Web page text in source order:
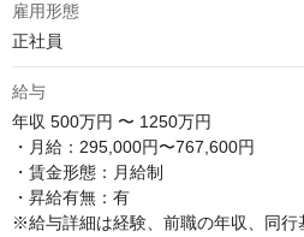
雇用形態
正社員
給与
年収 500万円 〜 1250万円
・月給：295,000円〜767,600円
・賃金形態：月給制
・昇給有無：有
※給与詳細は経験、前職の年収、同行